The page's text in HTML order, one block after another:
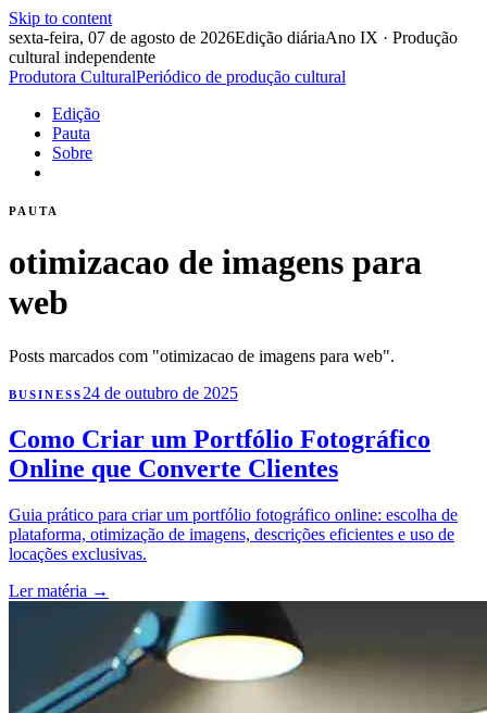
Skip to content
sexta-feira, 07 de agosto de 2026Edição diáriaAno IX · Produção
cultural independente
Produtora CulturalPeriódico de produção cultural
Edição
Pauta
Sobre
PAUTA
otimizacao de imagens para
web
Posts marcados com "otimizacao de imagens para web".
BUSINESS 24 de outubro de 2025
Como Criar um Portfólio Fotográfico
Online que Converte Clientes
Guia prático para criar um portfólio fotográfico online: escolha de
plataforma, otimização de imagens, descrições eficientes e uso de
locações exclusivas.
Ler matéria →